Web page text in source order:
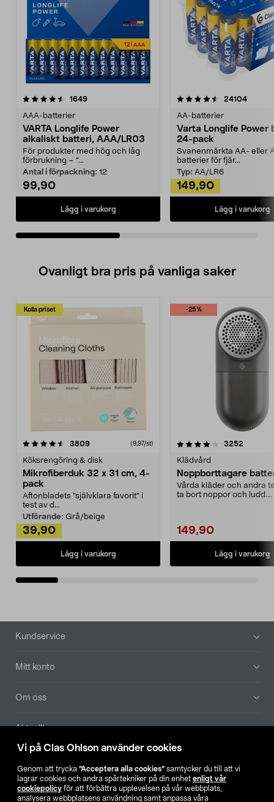
Vi på Clas Ohlson använder cookies
Genom att trycka ”Acceptera alla cookies” samtycker du till att vi
lagrar cookies och andra spårtekniker på din enhet enligt vår
cookiepolicy för att förbättra upplevelsen på vår webbplats,
analysera webbplatsens användning samt anpassa våra
1649recensioner
AAA-batterier
VARTA Longlife Power
alkaliskt batteri, AAA/LR03
För produkter med hög och låg
förbrukning – ”...
Antal i förpackning: 12
99,90
Lägg i varukorg
4.5av 5 stjärnor 24104
AA-batterier
Varta Longlife Power
24-pack
Svanenmärkta AA- eller
batterier för fjär...
Typ: AA/LR6
149,90
Lägg i varukorg
4.5av 5 stjärnor
Ovanligt bra pris på vanliga saker
Kolla priset
3809recensioner (9,97/st)
Köksrengöring & disk
Mikrofiberduk 32 x 31 cm, 4-
pack
Aftonbladets "självklara favorit” i
test av d...
Utförande: Grå/beige
39,90
Lägg i varukorg
-25%
4.0av 5 stjärnor 3252
Klädvård
Noppborttagare
Vårda kläder och andra
ta bort noppor och ludd.
149,90
Lägg i varukorg
4.5av 5 stjärnor
Sidfot
Kundservice
Mitt konto
Om oss
Aktuellt
Hitta butik